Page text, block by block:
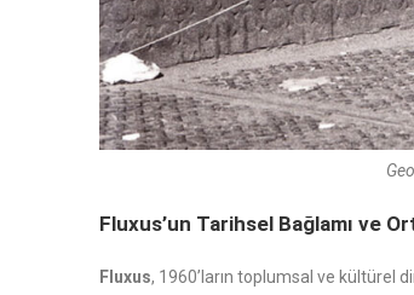
Fluxus’un Tarihsel Bağlamı ve
Fluxus, 1960’ların toplumsal ve kültürel